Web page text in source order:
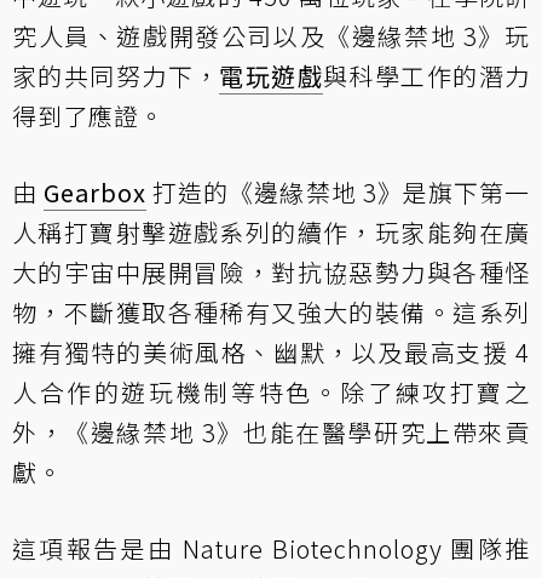
究人員、遊戲開發公司以及《邊緣禁地 3》玩
家的共同努力下， 電玩遊戲與科學工作的潛力
得到了應證。
由 Gearbox 打造的《邊緣禁地 3》是旗下第一
人稱打寶射擊遊戲系列的續作，玩家能夠在廣
大的宇宙中展開冒險，對抗協惡勢力與各種怪
物，不斷獲取各種稀有又強大的裝備。這系列
擁有獨特的美術風格、幽默，以及最高支援 4
人合作的遊玩機制等特色。除了練攻打寶之
外，《邊緣禁地 3》也能在醫學研究上帶來貢
獻。
這項報告是由 Nature Biotechnology 團隊推